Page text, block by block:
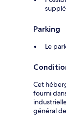
Parking
Le
Cet
fourni
général